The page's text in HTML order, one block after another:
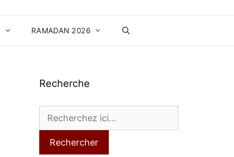
RAMADAN 2026
Recherche
Rechercher